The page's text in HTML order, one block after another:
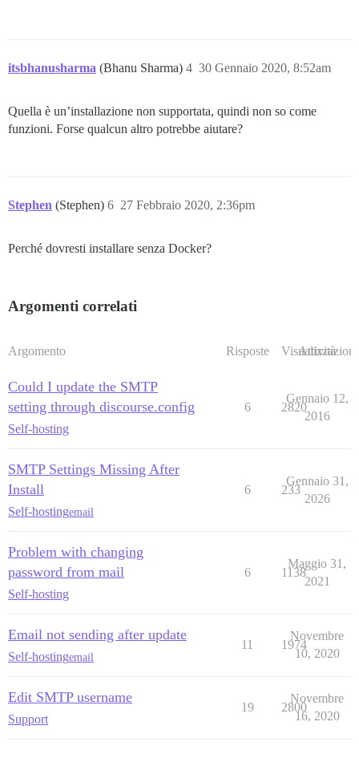
itsbhanusharma (Bhanu Sharma) 30 Gennaio 2020, 8:52am
4
Quella è un’installazione non supportata, quindi non so come
funzioni. Forse qualcun altro potrebbe aiutare?
Stephen (Stephen) 27 Febbraio 2020, 2:36pm
6
Perché dovresti installare senza Docker?
Argomenti correlati
Argomento Risposte Visualizzazioni
Attività
Could I update the SMTP
setting through discourse.config
Self-hosting
6 2820
Gennaio 12,
2016
SMTP Settings Missing After
Install
Self-hostingemail
6 233
Gennaio 31,
2026
Problem with changing
password from mail
Self-hosting
6 1138
Maggio 31,
2021
Email not sending after update
Self-hostingemail
11 1974
Novembre
10, 2020
Edit SMTP username
Support
19 2800
Novembre
16, 2020